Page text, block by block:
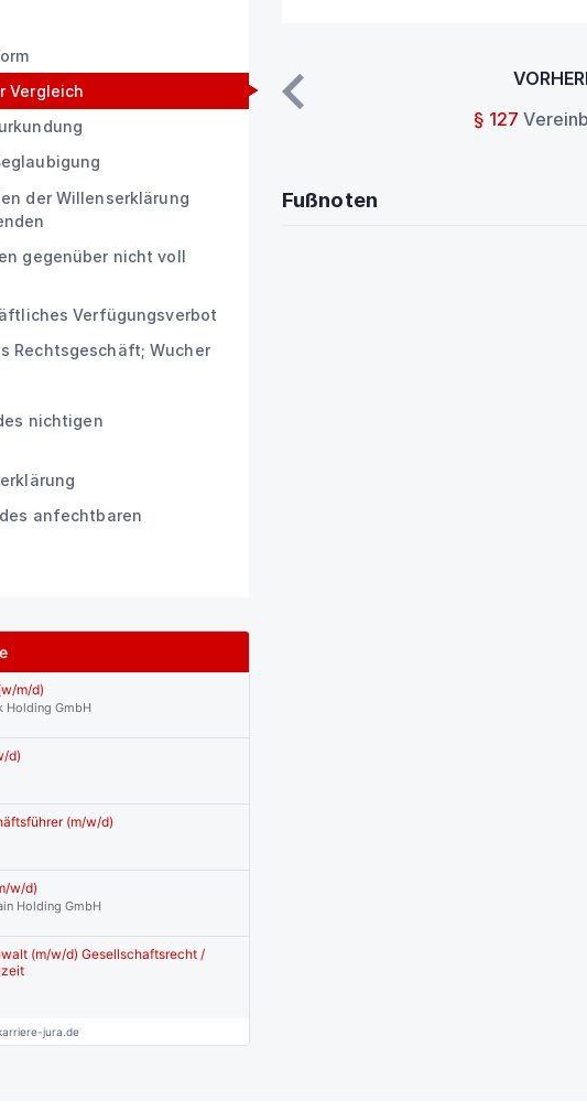
Vergleich
der Willenserklärung
gegenüber nicht voll
Verfügungsverbot
Rechtsgeschäft; Wucher
nichtigen
anfechtbaren
§ 127
Fußnoten